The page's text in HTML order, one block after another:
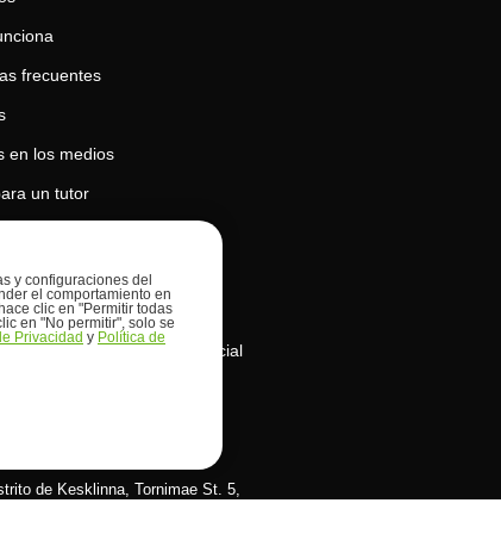
frecuentes
en los medios
un tutor
privacidad
cookies
uso de la inteligencia artificial
de Kesklinna, Tornimаe St. 5,
y configuraciones del
el comportamiento en
clic en "Permitir todas
en "No permitir", solo se
Privacidad y Política de